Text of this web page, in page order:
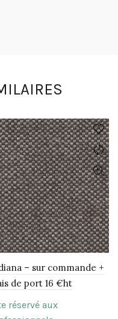
– sur commande +
de port 16 €ht
réservé aux